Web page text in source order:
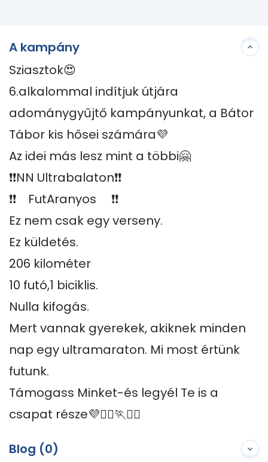
A kampány
Sziasztok😍
6.alkalommal indítjuk útjára
adománygyűjtő kampányunkat, a Bátor
Tábor kis hősei számára💜
Az idei más lesz mint a többi🤗
❗️❗️NN Ultrabalaton❗️❗️
❗️❗️    FutAranyos     ❗️❗️
Ez nem csak egy verseny.
Ez küldetés.
206 kilométer
10 futó,1 biciklis.
Nulla kifogás.
Mert vannak gyerekek, akiknek minden
nap egy ultramaraton. Mi most értünk
futunk.
Támogass Minket-és legyél Te is a
csapat része💜🏃‍♀️🏃🚴‍♀️
Blog (0)